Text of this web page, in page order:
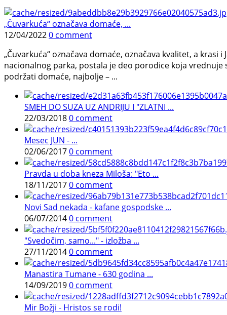
„Čuvarkuća“ označava domaće, ...
12/04/20220 comment
„Čuvarkuća“ označava domaće, označava kvalitet, a krasi
nacionalnog parka, postala je deo porodice koja
podržati domaće, najbolje – ...
SMEH DO SUZA UZ ANDRIJU I "ZLATNI ...
22/03/20180 comment
Mesec JUN - ...
02/06/20170 comment
Pravda u doba kneza Miloša: "Eto ...
18/11/20170 comment
Novi Sad nekada - kafane gospodske ...
06/07/20140 comment
"Svedočim, samo..." - izložba ...
27/11/20140 comment
Manastira Tumane - 630 godina ...
14/09/20190 comment
Mir Božji - Hristos se rodi!